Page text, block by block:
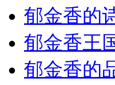
郁金香的
郁金香
郁金香的